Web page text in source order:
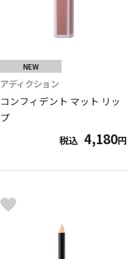
NEW
アディクション
コンフィデント マット リッ
プ
税込 4,180円